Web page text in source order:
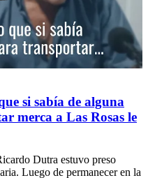
si sabía de alguna
merca a Las Rosas le
Dutra estuvo preso
Luego de permanecer en la